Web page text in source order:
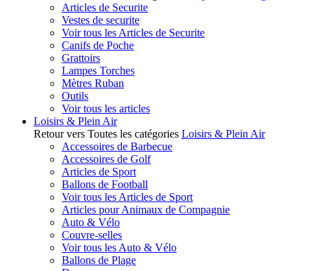
Articles de Securite
Vestes de securite
Voir tous les Articles de Securite
Canifs de Poche
Grattoirs
Lampes Torches
Mètres Ruban
Outils
Voir tous les articles
Loisirs & Plein Air
Retour vers Toutes les catégories Loisirs & Plein Air
Accessoires de Barbecue
Accessoires de Golf
Articles de Sport
Ballons de Football
Voir tous les Articles de Sport
Articles pour Animaux de Compagnie
Auto & Vélo
Couvre-selles
Voir tous les Auto & Vélo
Ballons de Plage